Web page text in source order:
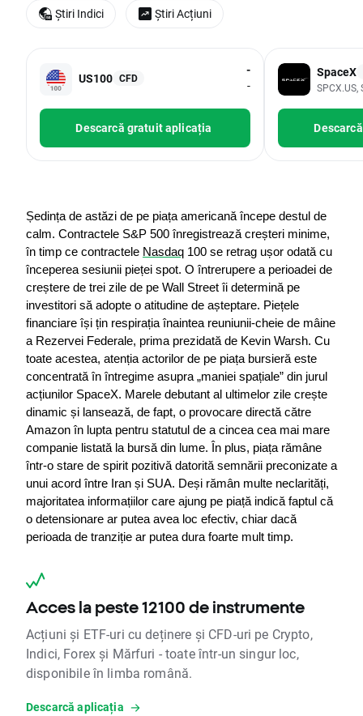
US100 CFD
-
-
Descarcă gratuit aplicația
SpaceX
Ședința de astăzi de pe piața americană începe destul de
calm. Contractele S&P 500 înregistrează creșteri minime,
în timp ce contractele Nasdaq 100 se retrag ușor odată cu
începerea sesiunii pieței spot. O întrerupere a perioadei de
creștere de trei zile de pe Wall Street îi determină pe
investitori să adopte o atitudine de așteptare. Piețele
financiare își țin respirația înaintea reuniunii-cheie de mâine
a Rezervei Federale, prima prezidată de Kevin Warsh. Cu
toate acestea, atenția actorilor de pe piața bursieră este
concentrată în întregime asupra „maniei spațiale” din jurul
acțiunilor SpaceX. Marele debutant al ultimelor zile crește
dinamic și lansează, de fapt, o provocare directă către
Amazon în lupta pentru statutul de a cincea cea mai mare
companie listată la bursă din lume. În plus, piața rămâne
într-o stare de spirit pozitivă datorită semnării preconizate a
unui acord între Iran și SUA. Deși rămân multe neclarități,
majoritatea informațiilor care ajung pe piață indică faptul că
o detensionare ar putea avea loc efectiv, chiar dacă
perioada de tranziție ar putea dura foarte mult timp.
Acces la peste 12100 de instrumente
Acțiuni și ETF-uri cu deținere și CFD-uri pe Crypto,
Indici, Forex și Mărfuri - toate într-un singur loc,
disponibile în limba română.
Descarcă aplicația
Știri Indici Știri Acțiuni